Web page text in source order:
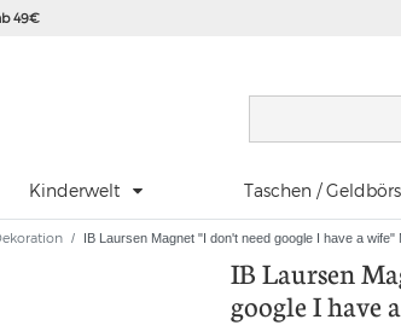
49€
Kinderwelt Taschen /
IB Laursen Magnet "I don't need google I have a wife"
IB Laursen
google I have